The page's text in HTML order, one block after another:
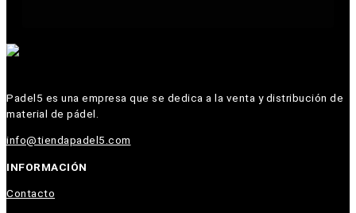
Padel5 es una empresa que se dedica a la venta y distribución de
material de pádel.
info@tiendapadel5.com
INFORMACIÓN
Contacto